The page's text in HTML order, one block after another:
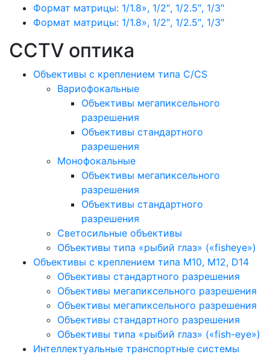
Формат матрицы: 1/1.8», 1/2″, 1/2.5″, 1/3″
Формат матрицы: 1/1.8», 1/2″, 1/2.5″, 1/3″
CCTV оптика
Объективы с креплением типа C/CS
Вариофокальные
Объективы мегапиксельного
разрешения
Объективы стандартного
разрешения
Монофокальные
Объективы мегапиксельного
разрешения
Объективы стандартного
разрешения
Светосильные объективы
Объективы типа «рыбий глаз» («fisheye»)
Объективы с креплением типа M10, M12, D14
Объективы стандартного разрешения
Объективы мегапиксельного разрешения
Объективы мегапиксельного разрешения
Объективы стандартного разрешения
Объективы типа «рыбий глаз» («fish-eye»)
Интеллектуальные транспортные системы